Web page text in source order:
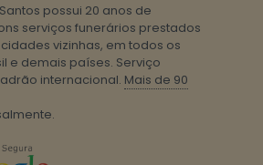
possui 20 anos de
serviços funerários prestados
vizinhas, em todos os
e demais países. Serviço
internacional. Mais de 90